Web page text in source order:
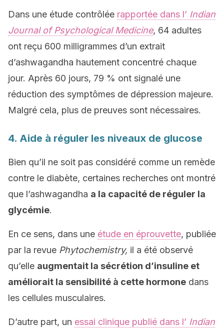
Dans une étude contrôlée rapportée dans l’ Indian
Journal of Psychological Medicine, 64 adultes
ont reçu 600 milligrammes d’un extrait
d’ashwagandha hautement concentré chaque
jour. Après 60 jours, 79 % ont signalé une
réduction des symptômes de dépression majeure.
Malgré cela, plus de preuves sont nécessaires.
4. Aide à réguler les niveaux de glucose
Bien qu’il ne soit pas considéré comme un remède
contre le diabète, certaines recherches ont montré
que l’ashwagandha a la capacité de réguler la
glycémie.
En ce sens, dans une étude en éprouvette, publiée
par la revue Phytochemistry, il a été observé
qu’elle augmentait la sécrétion d’insuline et
améliorait la sensibilité à cette hormone dans
les cellules musculaires.
D’autre part, un essai clinique publié dans l’ Indian